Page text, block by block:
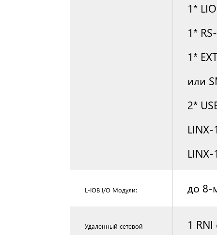
1*
1*
1*
или
2*
L‑IOB I/O Модули: до 8-
Удаленный сетевой 1